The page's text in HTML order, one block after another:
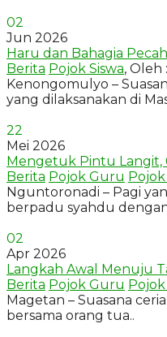
02
Jun 2026
Haru dan Bahagia
Berita Pojok Siswa,
Kenongomulyo –
yang dilaksanakan di
22
Mei 2026
Mengetuk Pintu Langit,
Berita Pojok Guru Pojok
Nguntoronadi – Pagi
berpadu syahdu
02
Apr 2026
Langkah Awal Menuju
Berita Pojok Guru Pojok
Magetan – Suasana
bersama orang tua..